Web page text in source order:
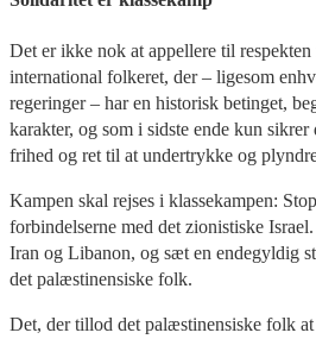
Det er ikke nok at appellere til
international folkeret, der – ligesom
regeringer – har en historisk betinget,
karakter, og som i sidste ende kun
frihed og ret til at undertrykke og
Kampen skal rejses i klassekampen:
forbindelserne med det zionistiske
Iran og Libanon, og sæt en endegyldig
det palæstinensiske folk.
Det, der tillod det palæstinensiske folk